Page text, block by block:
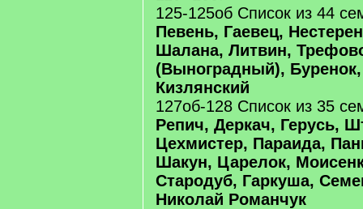
125-125об Список из 44
Певень, Гаевец,
Шалана, Литвин,
(Выноградный),
Кизлянский
127об-128 Список из 35
Репич, Деркач, Герусь,
Цехмистер, Параида,
Шакун, Царелок,
Стародуб, Гаркуша,
Николай Романчук